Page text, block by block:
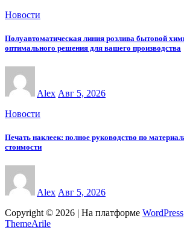
Новости
Полуавтоматическая линия розлива бытовой
оптимального решения для вашего производства
Alex Авг 5, 2026
Новости
Печать наклеек: полное руководство по
стоимости
Alex Авг 5, 2026
Copyright © 2026 | На платформе WordPress
ThemeArile